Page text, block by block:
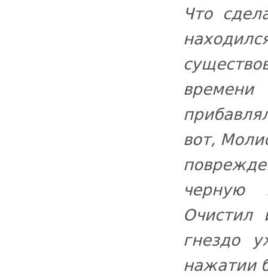
Что
вот,
черную
Очистил
гнездо
нажатии